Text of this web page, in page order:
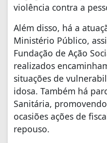
violência contra a
Além disso, há a
Ministério Público,
Fundação de Ação
realizados
situações de
idosa. Também há
Sanitária,
ocasiões ações de
repouso.